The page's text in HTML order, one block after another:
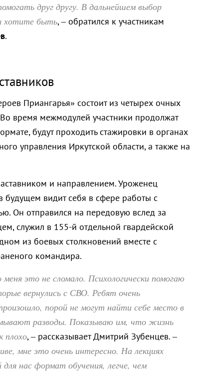
друг другу. В дальнейшем выбор
хотите быть, – обратился к участникам
.
Приангарья» состоит из четырех очных
время межмодулей участники продолжат
будут проходить стажировки в органах
управления Иркутской области, а также на
и направлением. Уроженец
будущем видит себя в сфере работы с
Он отправился на передовую вслед за
служил в 155-й отдельной гвардейской
из боевых столкновений вместе с
командира.
это не сломало. Психологически помогаю
вернулись с СВО. Ребят очень
порой не могут найти себе место в
разводы. Показываю им, что жизнь
плохо, – рассказывает Дмитрий Зубенцев. –
мне это очень интересно. На лекциях
нас формат обучения, легче, чем